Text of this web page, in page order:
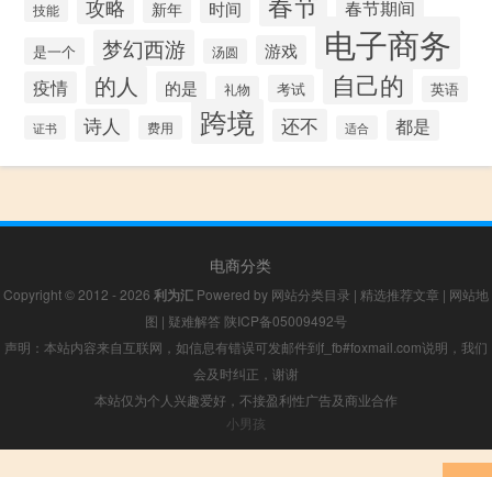
技能 攻略 新年 时间 春节期间
是一个 梦幻西游 汤圆 游戏 电子商务
疫情 的人 的是 礼物 考试 自己的 英语
证书 诗人 费用 跨境 还不 适合 都是
电商分类
Copyright © 2012 - 2026 利为汇 Powered by 网站分类目录 | 精选推荐文章 | 网站地
图 | 疑难解答 陕ICP备05009492号
声明：本站内容来自互联网，如信息有错误可发邮件到f_fb#foxmail.com说明，我们
会及时纠正，谢谢
本站仅为个人兴趣爱好，不接盈利性广告及商业合作
小男孩